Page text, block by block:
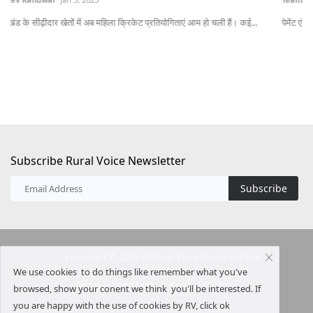
पेमेंट एंड सेटलमेंट सिस्टम्स एक्ट में प्रस्तावित संशोधन से भविष्य में UPI के जीरो...
Subscribe Rural Voice Newsletter
Subscribe
Terms & Conditions Privacy Policy
We use cookies to do things like remember what you've
browsed, show your conent we think you'll be interested. If
you are happy with the use of cookies by RV, click ok